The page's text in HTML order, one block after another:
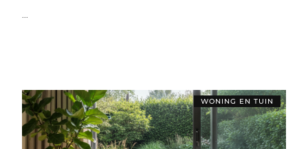
...
WONING EN TUIN